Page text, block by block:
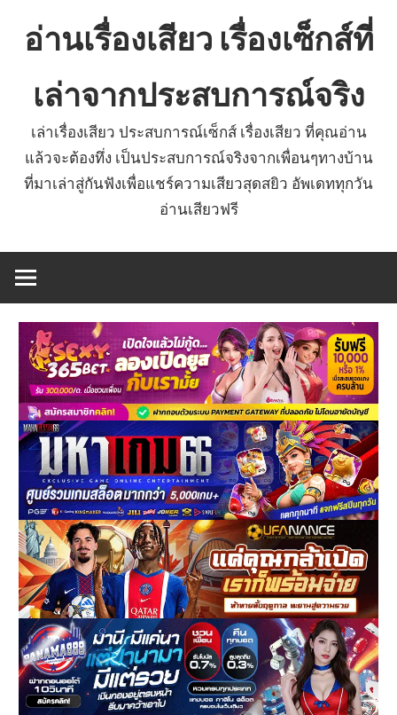
อ่านเรื่องเสียว เรื่องเซ็กส์ที่
เล่าจากประสบการณ์จริง
เล่าเรื่องเสียว ประสบการณ์เซ็กส์ เรื่องเสียว ที่คุณอ่าน
แล้วจะต้องทึ่ง เป็นประสบการณ์จริงจากเพื่อนๆทางบ้าน
ที่มาเล่าสู่กันฟังเพื่อแชร์ความเสียวสุดสยิว อัพเดททุกวัน
อ่านเสียวฟรี